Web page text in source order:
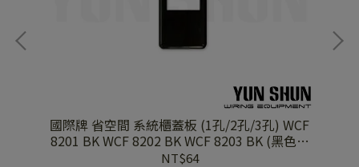
國際牌 省空間 系統櫃蓋板 (1孔/2孔/3孔) WCF
8201 BK WCF 8202 BK WCF 8203 BK (黑色單
品)
NT$64